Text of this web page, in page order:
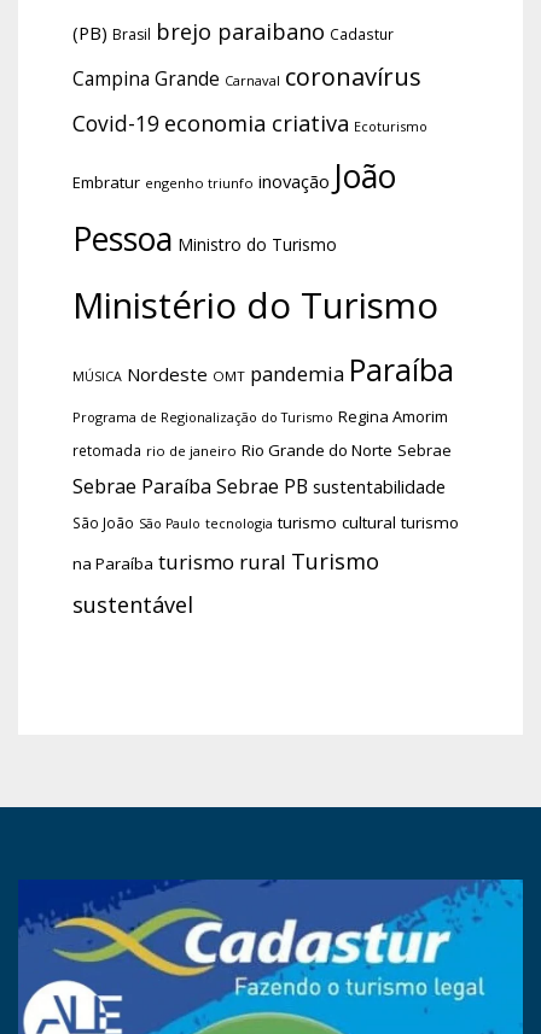
(PB) Brasil brejo paraibano Cadastur
Campina Grande Carnaval coronavírus
Covid-19 economia criativa Ecoturismo
Embratur engenho triunfo inovação João
Pessoa Ministro do Turismo
Ministério do Turismo
MÚSICA Nordeste OMT pandemia Paraíba
Programa de Regionalização do Turismo Regina Amorim
retomada rio de janeiro Rio Grande do Norte Sebrae
Sebrae Paraíba Sebrae PB sustentabilidade
São João São Paulo tecnologia turismo cultural turismo
na Paraíba turismo rural Turismo
sustentável